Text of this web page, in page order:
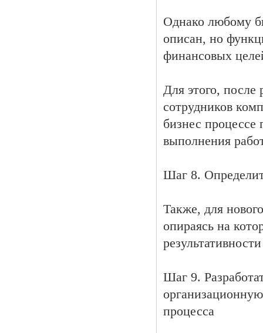
Однако любому
описан, но
финансовых
Для этого, после
сотрудников
бизнес
выполнения
Шаг 8.
Также, для
опираясь на
Шаг 9.
процесса